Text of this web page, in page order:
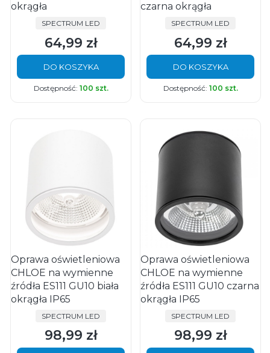
okrągła
PRODUCENT
SPECTRUM LED
Cena
64,99 zł
DO KOSZYKA
Dostępność: 100 szt.
czarna okrągła
PRODUCENT
SPECTRUM LED
Cena
64,99 zł
DO KOSZYKA
Dostępność: 100 szt.
Oprawa oświetleniowa
CHLOE na wymienne
źródła ES111 GU10 biała
okrągła IP65
PRODUCENT
SPECTRUM LED
Cena
98,99 zł
Oprawa oświetleniowa
CHLOE na wymienne
źródła ES111 GU10 czarna
okrągła IP65
PRODUCENT
SPECTRUM LED
Cena
98,99 zł